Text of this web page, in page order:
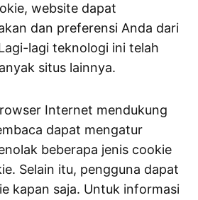
website dapat
dan preferensi Anda dari
lagi teknologi ini telah
situs lainnya.
Internet mendukung
dapat mengatur
beberapa jenis cookie
Selain itu, pengguna dapat
kapan saja. Untuk informasi